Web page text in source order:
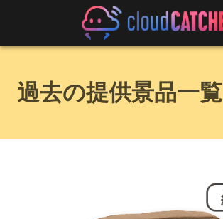
過去の提供景品一覧